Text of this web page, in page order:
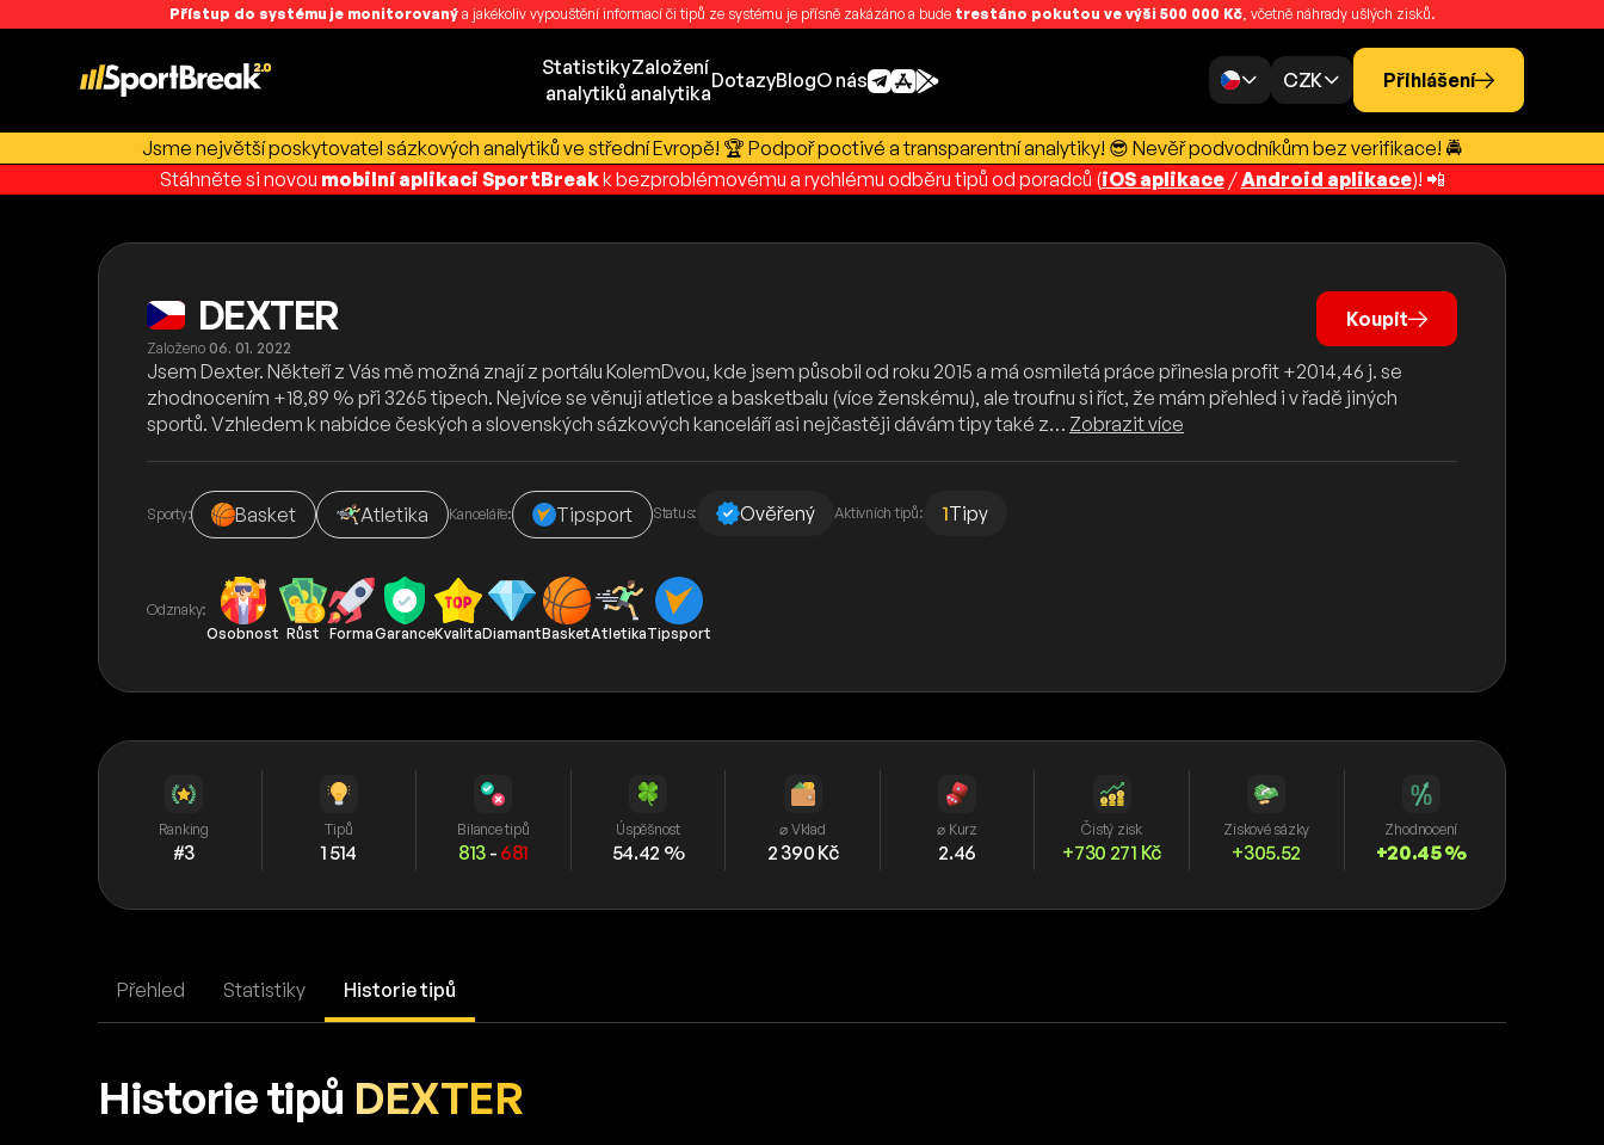
Přístup do systému je monitorovanýa jakékoliv vypouštění informací či tipů ze systému je přísně zakázáno a bude trestáno pokutou ve výši 500 000 Kč, včetně náhrady ušlých zisků.
Statistiky
analytiků
Založení
analytika
DotazyBlogO nás CZK Přihlášení
Jsme největší poskytovatel sázkových analytiků ve střední Evropě! 🏆 Podpoř poctivé a transparentní analytiky! 😎 Nevěř podvodníkům bez verifikace! 🚔
Stáhněte si novou mobilní aplikaci SportBreakk bezproblémovému a rychlému odběru tipů od poradců (iOS aplikace/Android aplikace)! 📲
DEXTER
Založeno 06. 01. 2022
Koupit
Jsem Dexter. Někteří z Vás mě možná znají z portálu KolemDvou, kde jsem působil od roku 2015 a má osmiletá práce přinesla profit +2014,46 j. se
zhodnocením +18,89 % při 3265 tipech. Nejvíce se věnuji atletice a basketbalu (více ženskému), ale troufnu si říct, že mám přehled i v řadě jiných
sportů. Vzhledem k nabídce českých a slovenských sázkových kanceláří asi nejčastěji dávám tipy také z… Zobrazit více
Sporty: Basket Atletika Kanceláře: Tipsport Status: Ověřený Aktivních tipů: 1Tipy
Odznaky:
Osobnost Růst FormaGaranceKvalitaDiamantBasketAtletikaTipsport
Ranking
#3
Tipů
1 514
Bilance tipů
813- 681
Úspěšnost
54.42 %
⌀ Vklad
2 390 Kč
⌀ Kurz
2.46
Čistý zisk
+730 271 Kč
Ziskové sázky
+305.52
Zhodnocení
+20.45 %
Přehled Statistiky Historie tipů
Historie tipů DEXTER